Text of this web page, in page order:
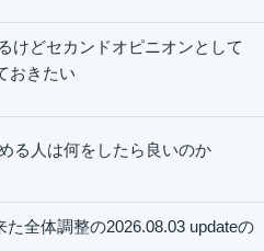
けどセカンドオピニオンとして
おきたい
る人は何をしたら良いのか
た全体調整の2026.08.03 updateの